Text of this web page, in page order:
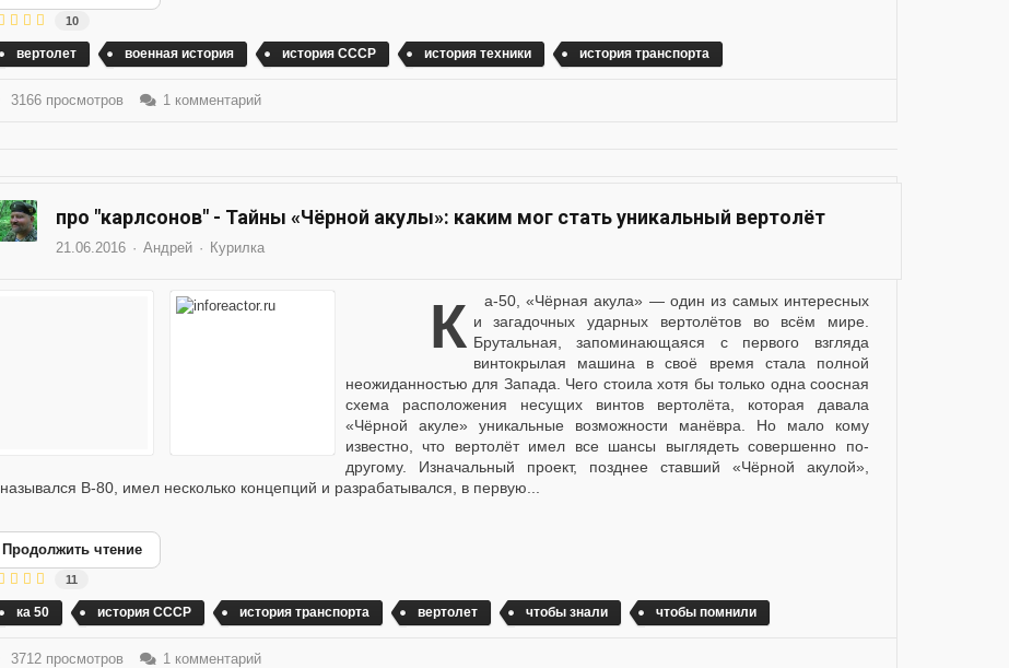
10
вертолет военная история история СССР история техники история транспорта
3166 просмотров 1 комментарий
про "карлсонов" - Тайны «Чёрной акулы»: каким мог стать уникальный вертолёт
21.06.2016 Андрей Курилка
Ка-50, «Чёрная акула» — один из самых интересных и загадочных ударных вертолётов во всём мире.
Брутальная, запоминающаяся с первого взгляда
винтокрылая машина в своё время стала полной
неожиданностью для Запада. Чего стоила хотя бы только одна соосная
схема расположения несущих винтов вертолёта, которая давала
«Чёрной акуле» уникальные возможности манёвра. Но мало кому
известно, что вертолёт имел все шансы выглядеть совершенно по-
другому. Изначальный проект, позднее ставший «Чёрной акулой»,
назывался В-80, имел несколько концепций и разрабатывался, в первую...
Продолжить чтение
11
ка 50 история СССР история транспорта вертолет чтобы знали чтобы помнили
3712 просмотров 1 комментарий